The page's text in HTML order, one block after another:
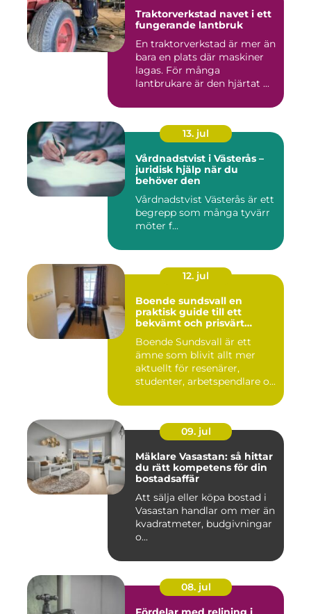
Traktorverkstad navet i ett
fungerande lantbruk
En traktorverkstad är mer än
bara en plats där maskiner
lagas. För många
lantbrukare är den hjärtat ...
13. jul
Vårdnadstvist i Västerås –
juridisk hjälp när du
behöver den
Vårdnadstvist Västerås är ett
begrepp som många tyvärr
möter f...
12. jul
Boende sundsvall en
praktisk guide till ett
bekvämt och prisvärt
Boende Sundsvall är ett
ämne som blivit allt mer
aktuellt för resenärer,
studenter, arbetspendlare o...
09. jul
Mäklare Vasastan: så hittar
du rätt kompetens för din
bostadsaffär
Att sälja eller köpa bostad i
Vasastan handlar om mer än
kvadratmeter, budgivningar
o...
08. jul